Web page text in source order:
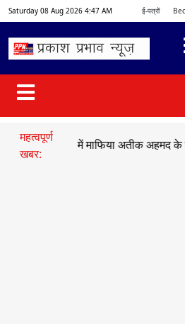
Saturday 08 Aug 2026 4:47 AM ई-पत्रों
महत्वपूर्ण
खबर:
हादसे में माफिया अतीक अहमद के बेटे